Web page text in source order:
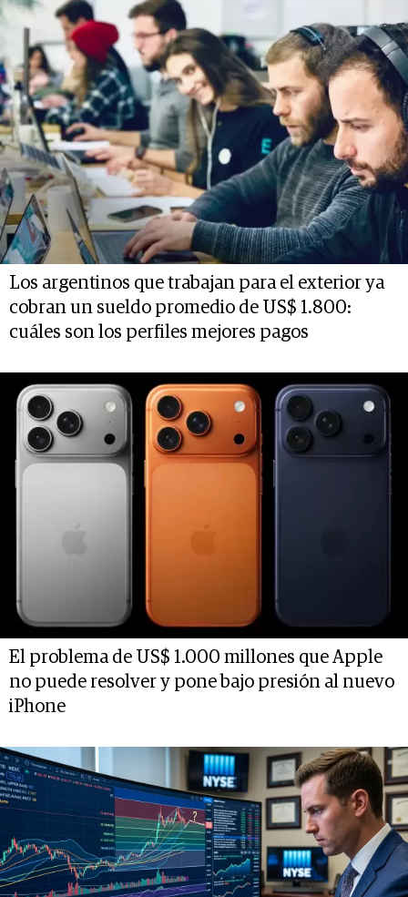
Los argentinos que trabajan para el exterior ya
cobran un sueldo promedio de US$ 1.800:
cuáles son los perfiles mejores pagos
El problema de US$ 1.000 millones que Apple
no puede resolver y pone bajo presión al nuevo
iPhone